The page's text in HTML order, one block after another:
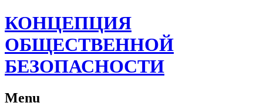
КОНЦЕПЦИЯ
ОБЩЕСТВЕННОЙ
БЕЗОПАСНОСТИ
Menu